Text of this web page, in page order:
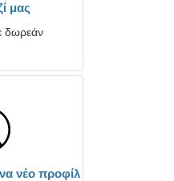
μας
δωρεάν
νέο προφίλ